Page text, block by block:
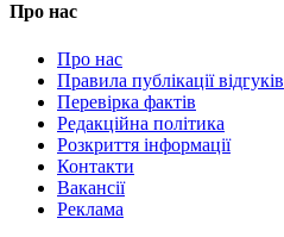
Про нас
Про нас
Правила публікації відгуків
Перевірка фактів
Редакційна політика
Розкриття інформації
Контакти
Вакансії
Реклама